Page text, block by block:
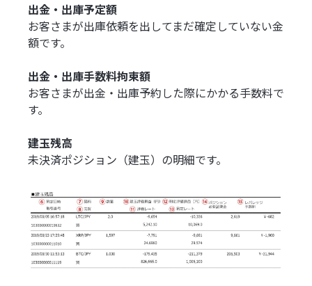
出金・出庫予定額
お客さまが出庫依頼を出してまだ確定していない金
額です。
出金・出庫手数料拘束額
お客さまが出金・出庫予約した際にかかる手数料で
す。
建玉残高
未決済ポジション（建玉）の明細です。